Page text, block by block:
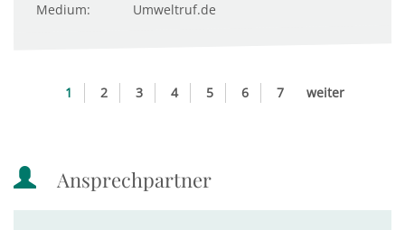
Medium: Umweltruf.de
1 2 3 4 5 6 7 weiter
Ansprechpartner